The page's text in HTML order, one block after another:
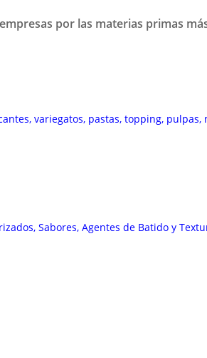
por las materias primas
variegatos, pastas, topping, pulpas,
Sabores, Agentes de Batido y